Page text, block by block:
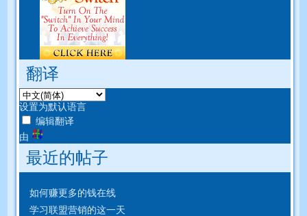
翻译
设置为默认语言
编辑翻译
由
最近的帖子
如何赚更多的钱在线
学习联盟营销的这一天